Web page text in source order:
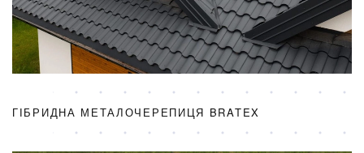
ГІБРИДНА МЕТАЛОЧЕРЕПИЦЯ BRATEX